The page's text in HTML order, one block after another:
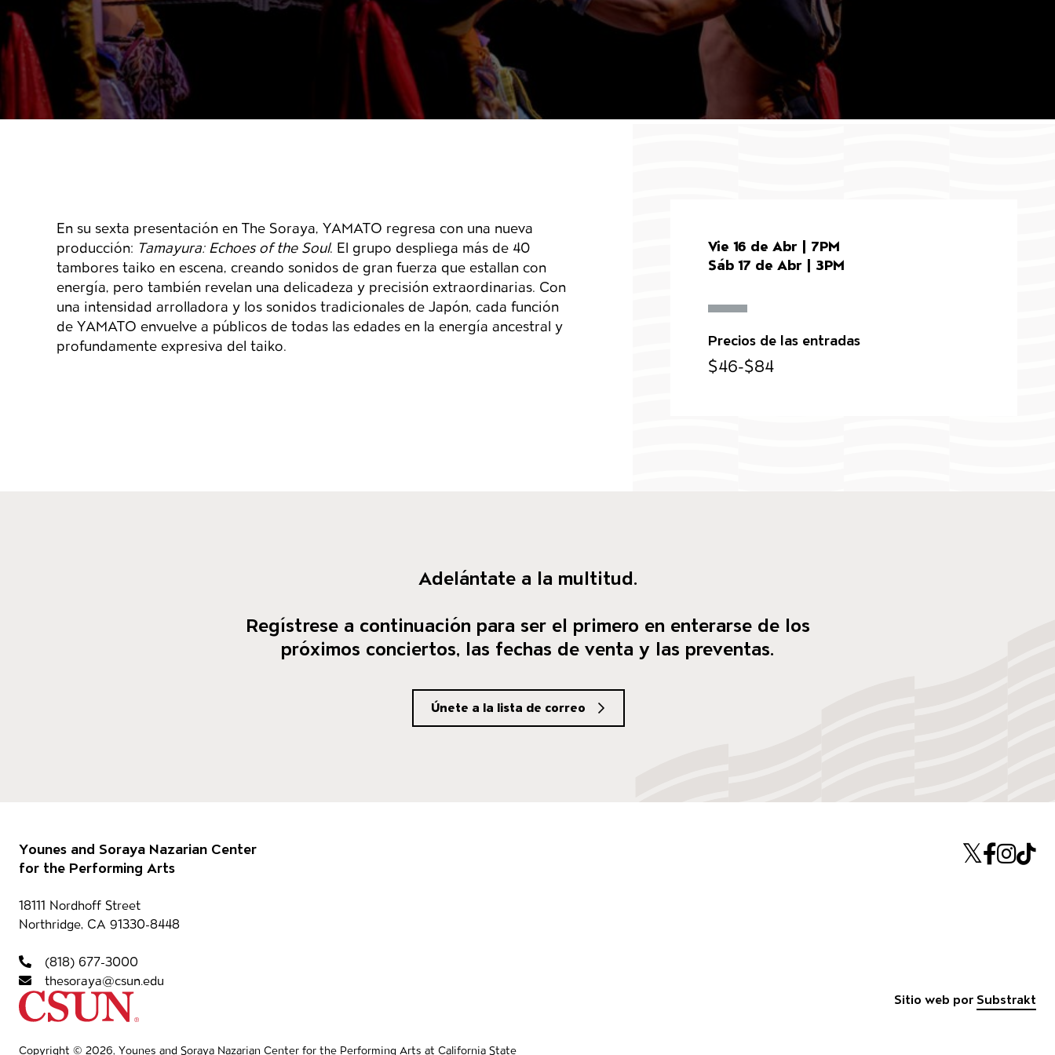
En su sexta presentación en The Soraya, YAMATO regresa con una nueva
producción: Tamayura: Echoes of the Soul. El grupo despliega más de 40
tambores taiko en escena, creando sonidos de gran fuerza que estallan con
energía, pero también revelan una delicadeza y precisión extraordinarias. Con
una intensidad arrolladora y los sonidos tradicionales de Japón, cada función
de YAMATO envuelve a públicos de todas las edades en la energía ancestral y
profundamente expresiva del taiko.
Vie 16 de Abr | 7PM
Sáb 17 de Abr | 3PM
Precios de las entradas
$46-$84
Adelántate a la multitud.
Regístrese a continuación para ser el primero en enterarse de los
próximos conciertos, las fechas de venta y las preventas.
Únete a la lista de correo
Pie de página
Younes and Soraya Nazarian Center
for the Performing Arts
Información del contacto
18111 Nordhoff Street
Northridge, CA 91330-8448
(818) 677-3000
thesoraya@csun.edu
Twitter
Copyright © 2026, Younes and Soraya Nazarian Center for the Performing Arts at California State
Sitio web por Substrakt